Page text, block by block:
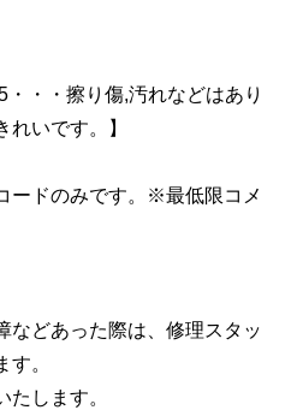
・・擦り傷,汚れなどはあり
れいです。】
ードのみです。※最低限コメ
などあった際は、修理スタッ
。
たします。